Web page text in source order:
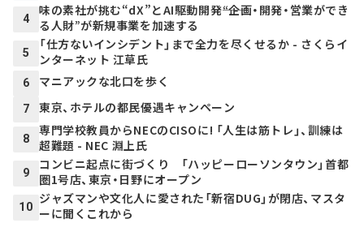
4
味の素社が挑む“dX”とAI駆動開発――“企画・開発・営業ができ
る人財”が新規事業を加速する
5
「仕方ないインシデント」まで全力を尽くせるか - さくらイ
ンターネット 江草氏
6 マニアックな北口を歩く
7 東京、ホテルの都民優遇キャンペーン
8
専門学校教員からNECのCISOに! 「人生は筋トレ」、訓練は
超難題 - NEC 淵上氏
9
コンビニ起点に街づくり 「ハッピーローソンタウン」首都
圏1号店、東京・日野にオープン
10
ジャズマンや文化人に愛された「新宿DUG」が閉店、マスタ
ーに聞くこれから